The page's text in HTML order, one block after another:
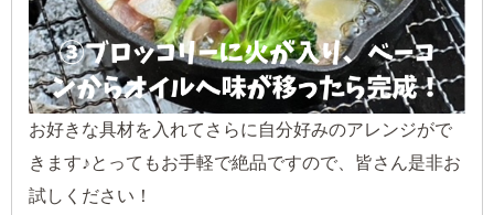
お好きな具材を入れてさらに自分好みのアレンジがで
きます♪とってもお手軽で絶品ですので、皆さん是非お
試しください！